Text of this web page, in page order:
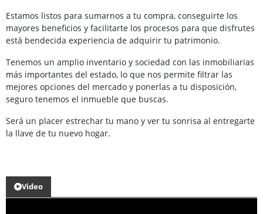
Estamos listos para sumarnos a tu compra, conseguirte los
mayores beneficios y facilitarte los procesos para que disfrutes
está bendecida experiencia de adquirir tu patrimonio.
Tenemos un amplio inventario y sociedad con las inmobiliarias
más importantes del estado, lo que nos permite filtrar las
mejores opciones del mercado y ponerlas a tu disposición,
seguro tenemos el inmueble que buscas.
Será un placer estrechar tu mano y ver tu sonrisa al entregarte
la llave de tu nuevo hogar.
Video